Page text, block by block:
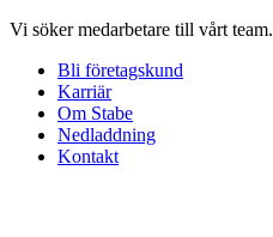
Hoppa
innehåll
Vi söker medarbetare till vårt team.
Bli företagskund
Karriär
Om Stabe
Nedladdning
Kontakt